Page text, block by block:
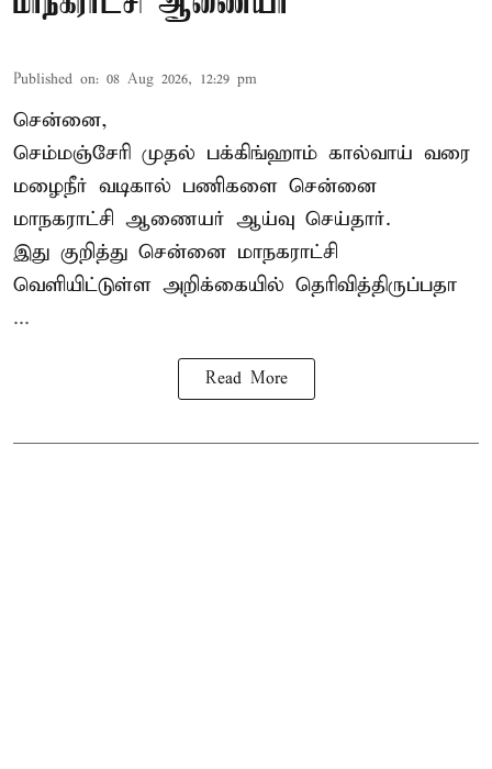
Published on: 08 Aug 2026, 12:29 pm
சென்னை,
செம்மஞ்சேரி முதல் பக்கிங்ஹாம் கால்வாய் வரை
மழைநீர் வடிகால் பணிகளை சென்னை
மாநகராட்சி ஆணையர் ஆய்வு செய்தார்.
இது குறித்து சென்னை மாநகராட்சி
வெளியிட்டுள்ள அறிக்கையில் தெரிவித்திருப்பதா
...
Read More